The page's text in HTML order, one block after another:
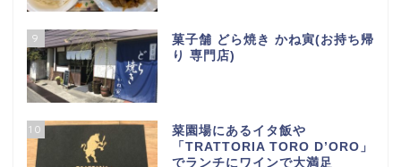
9
菓子舗 どら焼き かね寅(お持ち帰
り 専門店)
10
菜園場にあるイタ飯や
「TRATTORIA TORO D’ORO」
でランチにワインで大満足